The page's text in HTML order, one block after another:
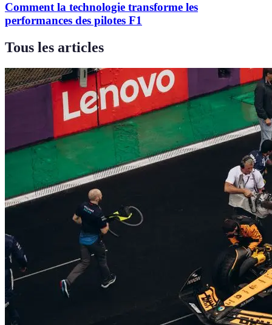
Comment la technologie transforme les
performances des pilotes F1
Tous les articles